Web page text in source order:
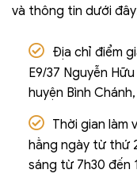
và thông tin dưới
Địa chỉ điểm
E9/37 Nguyễn
huyện Bình
Thời gian làm
hằng ngày từ thứ
sáng từ 7h30 đến